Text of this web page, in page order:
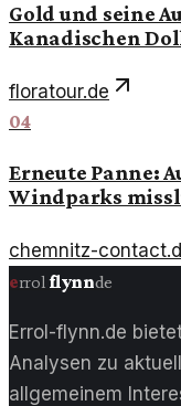
Gold und seine
Kanadischen
floratour.de
04
Erneute Panne:
Windparks
chemnitz-
errol flynnde
Errol-flynn.de
Analysen zu
allgemeinem